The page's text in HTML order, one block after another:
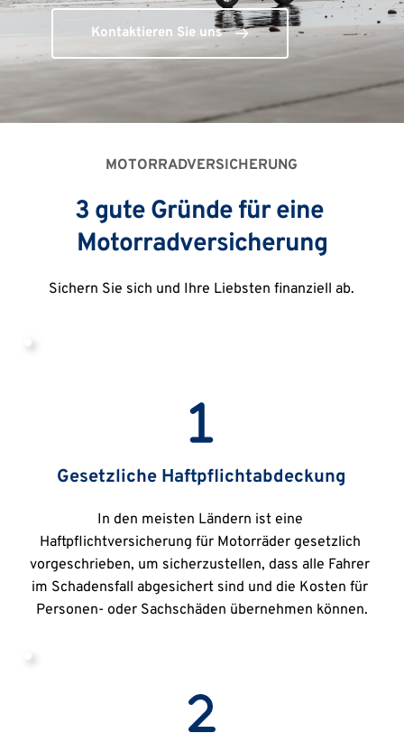
Kontaktieren Sie uns
MOTORRADVERSICHERUNG
3 gute Gründe für eine
Motorradversicherung
Sichern Sie sich und Ihre Liebsten finanziell ab.
Gesetzliche Haftpflichtabdeckung
In den meisten Ländern ist eine
Haftpflichtversicherung für Motorräder gesetzlich
vorgeschrieben, um sicherzustellen, dass alle Fahrer
im Schadensfall abgesichert sind und die Kosten für
Personen- oder Sachschäden übernehmen können.